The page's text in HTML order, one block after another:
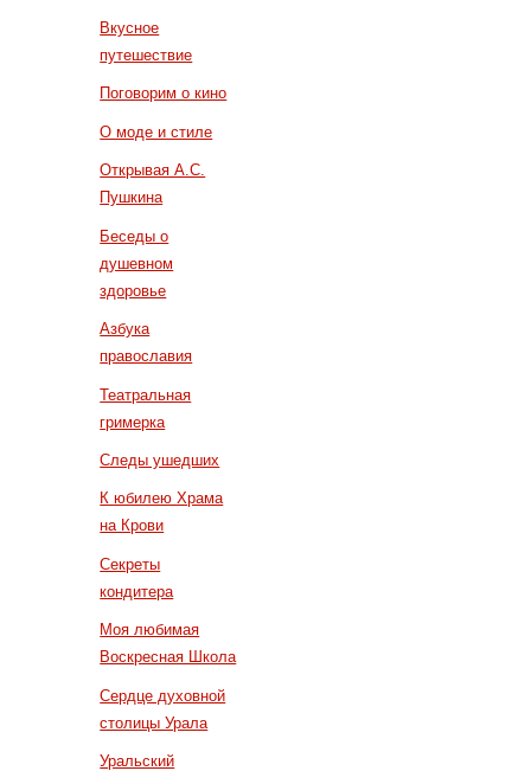
Вкусное
путешествие
Поговорим о кино
О моде и стиле
Открывая А.С.
Пушкина
Беседы о
душевном
здоровье
Азбука
православия
Театральная
гримерка
Следы ушедших
К юбилею Храма
на Крови
Секреты
кондитера
Моя любимая
Воскресная Школа
Сердце духовной
столицы Урала
Уральский